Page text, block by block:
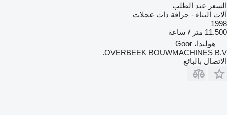
السعر عند الطلب
آلات البناء - جرافة ذات عجلات
1998
11.500 متر / ساعة
هولندا، Goor
OVERBEEK BOUWMACHINES B.V.
الاتصال بالبائع